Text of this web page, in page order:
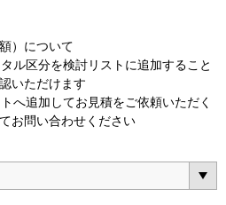
）について
ル区分を検討リストに追加すること
いただけます
へ追加してお見積をご依頼いただく
お問い合わせください